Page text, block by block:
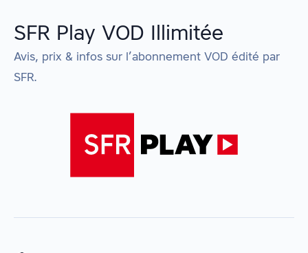
SFR Play VOD Illimitée
Avis, prix & infos sur l’abonnement VOD édité par
SFR.